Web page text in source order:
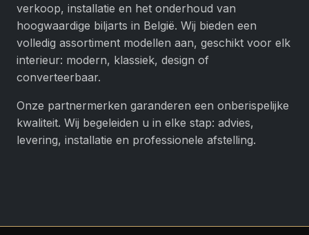
verkoop, installatie en het onderhoud van
hoogwaardige biljarts in België. Wij bieden een
volledig assortiment modellen aan, geschikt voor elk
interieur: modern, klassiek, design of
converteerbaar.
Onze partnermerken garanderen een onberispelijke
kwaliteit. Wij begeleiden u in elke stap: advies,
levering, installatie en professionele afstelling.